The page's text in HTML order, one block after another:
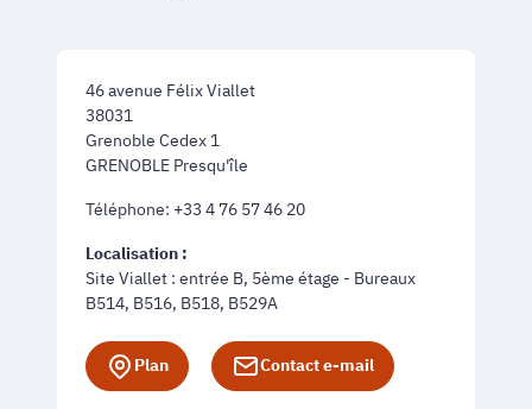
46 avenue Félix Viallet
38031
Grenoble Cedex 1
GRENOBLE Presqu'île
Téléphone: +33 4 76 57 46 20
Localisation :
Site Viallet : entrée B, 5ème étage - Bureaux
B514, B516, B518, B529A
Plan Contact e-mail